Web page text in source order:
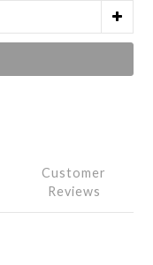
Customer
Reviews